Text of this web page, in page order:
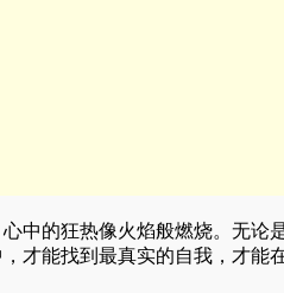
中的狂热像火焰般燃烧。无论
才能找到最真实的自我，才能